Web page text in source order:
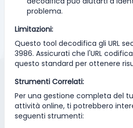
problema.
Limitazioni:
Questo tool decodifica gli URL
3986. Assicurati che l'URL
questo standard per ottenere
Strumenti Correlati:
Per una gestione completa del
attività online, ti potrebbero
seguenti strumenti: